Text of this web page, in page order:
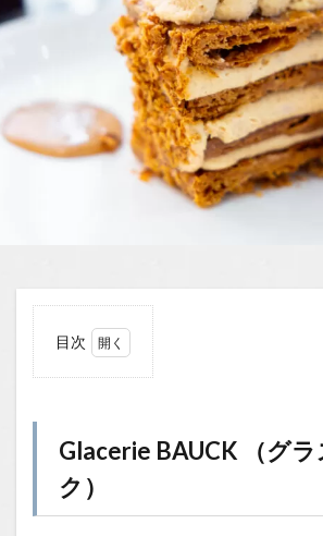
目次
スリー
ク）
Glacerie BAUCK （グ
ク）